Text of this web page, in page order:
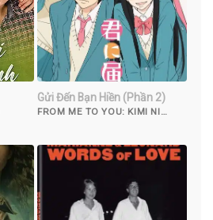
Gửi Đến Bạn Hiền (Phần 2)
FROM ME TO YOU: KIMI NI